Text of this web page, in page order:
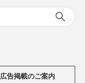
広告掲載のご案内